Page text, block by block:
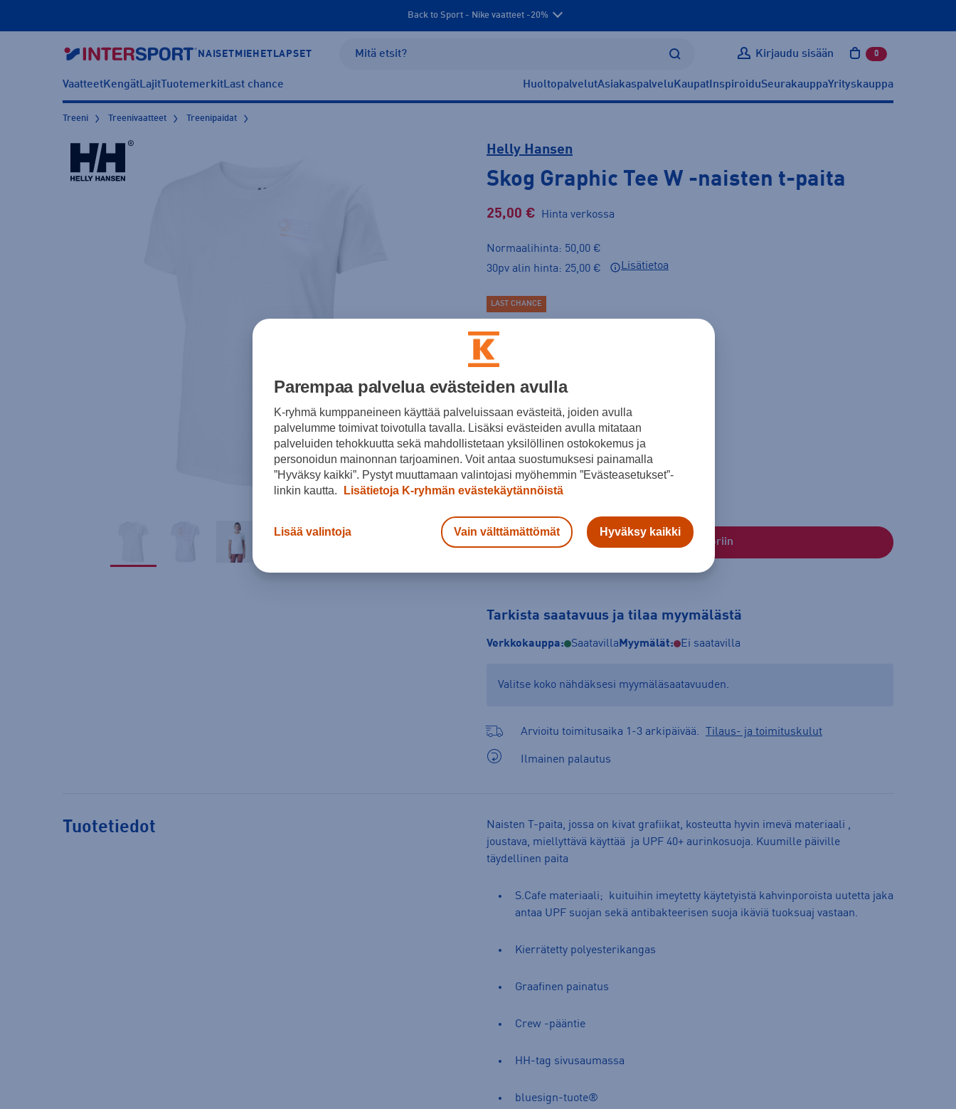
Back to Sport - Nike vaatteet -20%
NAISET MIEHET LAPSET Kirjaudu sisään 0 tuotetta
VaatteetKengätLajitTuotemerkitLast chance HuoltopalvelutAsiakaspalvelu Kaupat InspiroiduSeurakauppaYrityskauppa
Treeni Treenivaatteet Treenipaidat
Helly Hansen
Skog Graphic Tee W -naisten t-paita
25,00 € Hinta verkossa
Normaalihinta: 50,00 €
30pv alin hinta: 25,00 €
Lisätietoa
LAST CHANCE
Valkoinen
Koko
XL
Kokotaulukko
Lisää ostoskoriin
Tarkista saatavuus ja tilaa myymälästä
Verkkokauppa: Saatavilla Myymälät: Ei saatavilla
Valitse koko nähdäksesi myymäläsaatavuuden.
Arvioitu toimitusaika 1-3 arkipäivää. Tilaus- ja toimituskulut
Ilmainen palautus
Tuotetiedot
Naisten T-paita, jossa on kivat grafiikat, kosteutta hyvin imevä materiaali ,
joustava, miellyttävä käyttää ja UPF 40+ aurinkosuoja. Kuumille päiville
täydellinen paita
S.Cafe materiaali; kuituihin imeytetty käytetyistä kahvinporoista uutetta jaka
antaa UPF suojan sekä antibakteerisen suoja ikäviä tuoksuaj vastaan.
Kierrätetty polyesterikangas
Graafinen painatus
Crew -pääntie
HH-tag sivusaumassa
bluesign-tuote®
Parempaa palvelua evästeiden avulla
K-ryhmä kumppaneineen käyttää palveluissaan evästeitä, joiden avulla
palvelumme toimivat toivotulla tavalla. Lisäksi evästeiden avulla mitataan
palveluiden tehokkuutta sekä mahdollistetaan yksilöllinen ostokokemus ja
personoidun mainonnan tarjoaminen. Voit antaa suostumuksesi painamalla
”Hyväksy kaikki”. Pystyt muuttamaan valintojasi myöhemmin ”Evästeasetukset”-
linkin kautta.
Lisätietoja K-ryhmän evästekäytännöistä
Lisää valintoja Vain välttämättömät Hyväksy kaikki